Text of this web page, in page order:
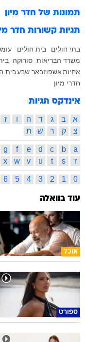
תמונות של חדר מיון
תגיות קשורות חדר
בתי חולים בית חולים
משרד הבריאות סורוקה
אחיותאשפוזבאר שבעבית
חדרי מיון
אינדקס תגיות
א ב ג ד ה ו ז
צ
ק ר ש ת
a
b
c
d
e
f
g
r
s
t
u
v
w
x
0
1
2
3
4
5
6
עוד בוואלה
אוכל
ספורט